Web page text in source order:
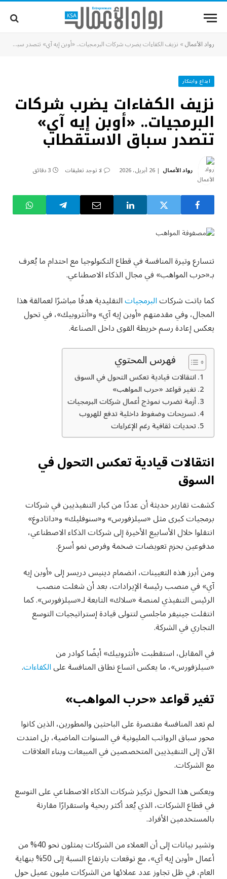
رواد الأعمال» نزيف الكفاءات يضرب شركات البرمجيات.. «أوبن إيه آي» تتصدر سباق الاستقطاب
ابداع وابتكار
نزيف الكفاءات يضرب شركات
البرمجيات.. «أوبن إيه آي»
تتصدر سباق الاستقطاب
رواد الأعمال 26 أبريل، 2026 لا توجد تعليقات 3 دقائق
تتسارع وتيرة المنافسة في قطاع التكنولوجيا مع احتدام ما يُعرف
بـ«حرب المواهب» في مجال الذكاء الاصطناعي.
كما باتت شركاتالبرمجياتالتقليدية هدفًا مباشرًا لعمالقة هذا
المجال، وفي مقدمتهم «أوبن إيه آي» و«أنثروبيك»، في تحول
يعكس إعادة رسم خريطة القوى داخل الصناعة.
فهرس المحتوي
انتقالات قيادية تعكس التحول في السوق
تغير قواعد «حرب المواهب»
أزمة تضرب نموذج أعمال شركات البرمجيات
تسريحات وضغوط داخلية تدفع للهروب
تحديات ثقافية رغم الإغراءات
انتقالات قيادية تعكس التحول في
السوق
كشفت تقارير حديثة أن عددًا من كبار التنفيذيين في شركات
برمجيات كبرى مثل «سيلزفورس» و«سنوفليك» و«داتادوغ»
انتقلوا خلال الأسابيع الأخيرة إلى شركات الذكاء الاصطناعي،
مدفوعين بحزم تعويضات ضخمة وفرص نمو أسرع.
ومن أبرز هذه التعيينات، انضمام دينيس دريسر إلى «أوبن إيه
آي» في منصب رئيسة الإيرادات، بعد أن شغلت منصب
الرئيس التنفيذي لمنصة «سلاك» التابعة لـ«سيلزفورس». كما
انتقلت جينيفر ماجلسي لتتولى قيادة إستراتيجيات التوسع
التجاري في الشركة.
في المقابل، استقطبت «أنثروبيك» أيضًا كوادر من
«سيلزفورس»، ما يعكس اتساع نطاق المنافسة علىالكفاءات.
تغير قواعد «حرب المواهب»
لم تعد المنافسة مقتصرة على الباحثين والمطورين، الذين كانوا
محور سباق الرواتب المليونية في السنوات الماضية، بل امتدت
الآن إلى التنفيذيين المتخصصين في المبيعات وبناء العلاقات
مع الشركات.
ويعكس هذا التحول تركيز شركات الذكاء الاصطناعي على التوسع
في قطاع الشركات، الذي يُعد أكثر ربحية واستقرارًا مقارنة
بالمستخدمين الأفراد.
وتشير بيانات إلى أن العملاء من الشركات يمثلون نحو 40% من
أعمال «أوبن إيه آي»، مع توقعات بارتفاع النسبة إلى 50% بنهاية
العام، في ظل تجاوز عدد عملائها من الشركات مليون عميل حول